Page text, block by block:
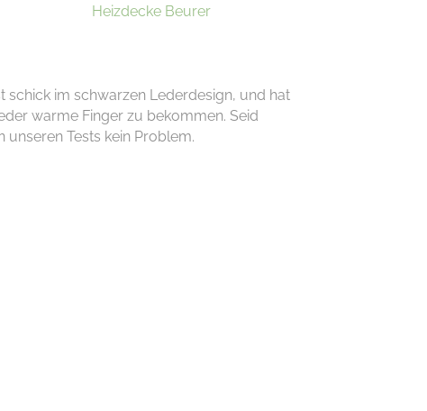
Heizdecke Beurer
schick im schwarzen Lederdesign, und hat
warme Finger zu bekommen. Seid
unseren Tests kein Problem.